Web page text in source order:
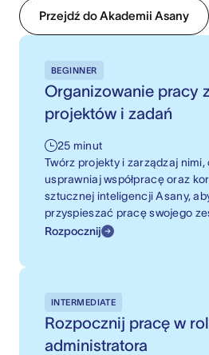
Przejdź do Akademii Asany
BEGINNER
Organizowanie pracy
projektów i zadań
25 minut
Twórz projekty i zarządzaj
usprawniaj współpracę oraz
sztucznej inteligencji Asany,
przyspieszać pracę swojego
Rozpocznij
INTERMEDIATE
Rozpocznij pracę w
administratora